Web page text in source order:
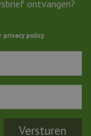
ontvangen?
privacy policy.